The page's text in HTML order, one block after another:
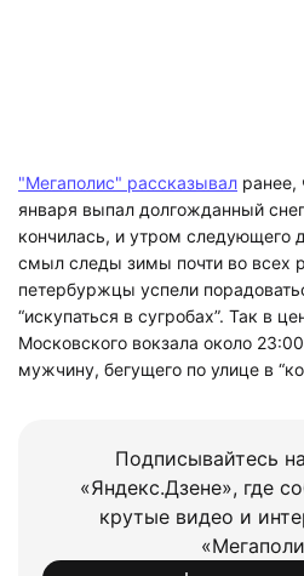
"Мегаполис" рассказывал ранее,
января выпал долгожданный
кончилась, и утром следующего
смыл следы зимы почти во всех
петербуржцы успели
“искупаться в сугробах”. Так в
Московского вокзала около
мужчину, бегущего по улице в
Подписывайтесь
«Яндекс.Дзене», где
крутые видео и